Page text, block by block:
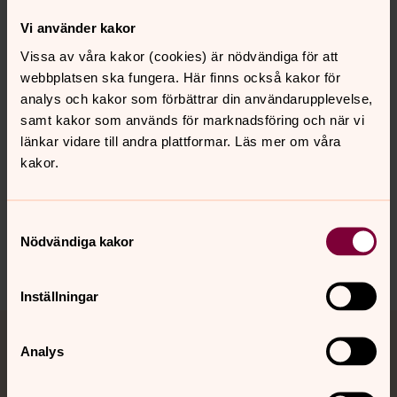
Vi använder kakor
Vissa av våra kakor (cookies) är nödvändiga för att
webbplatsen ska fungera. Här finns också kakor för
analys och kakor som förbättrar din användarupplevelse,
samt kakor som används för marknadsföring och när vi
länkar vidare till andra plattformar. Läs mer om våra
kakor.
Nödvändiga kakor
Inställningar
Analys
dragkampen om det moderna svenska samhällets
Thidevall, Sven, Kampen om samhällsreligionen: Dagens
nyheters djävulskampanj 1909, Artos Academic,
Skellefteå, 2016. ISBN: 9789175807805.
Beställ boken här.
Senast ändrad 6 oktober 2022
Jourhavande präst
Akut samtals- och krisstöd. Prata eller chatta anonymt